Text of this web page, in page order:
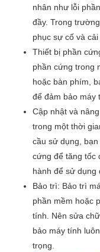
nhân như lỗi
đầy. Trong
phục sự cố và
Thiết bị phần
phần cứng trong
hoặc bàn phím,
để đảm bảo máy
Cập nhật và
trong một thời
cầu sử dụng,
cứng để tăng tốc
hành để sử dụng
Bảo trì: Bảo trì
phần mềm hoặc
tính. Nên sửa
bảo máy tính
trọng.